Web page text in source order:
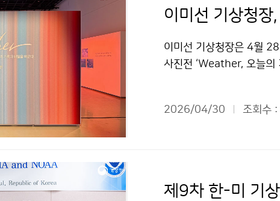
이미선 기상청장
이미선 기상청장은 4월
사진전 ‘Weather, 오늘의
2026/04/30
조회수 :
제9차 한-미 기